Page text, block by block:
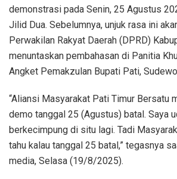
demonstrasi pada Senin, 25 Agustus
Jilid Dua. Sebelumnya, unjuk rasa ini
Perwakilan Rakyat Daerah (DPRD)
menuntaskan pembahasan di Panitia
Angket Pemakzulan Bupati Pati,
“Aliansi Masyarakat Pati Timur Bersatu
demo tanggal 25 (Agustus) batal. Saya
berkecimpung di situ lagi. Tadi
tahu kalau tanggal 25 batal,” tegasnya
media, Selasa (19/8/2025).